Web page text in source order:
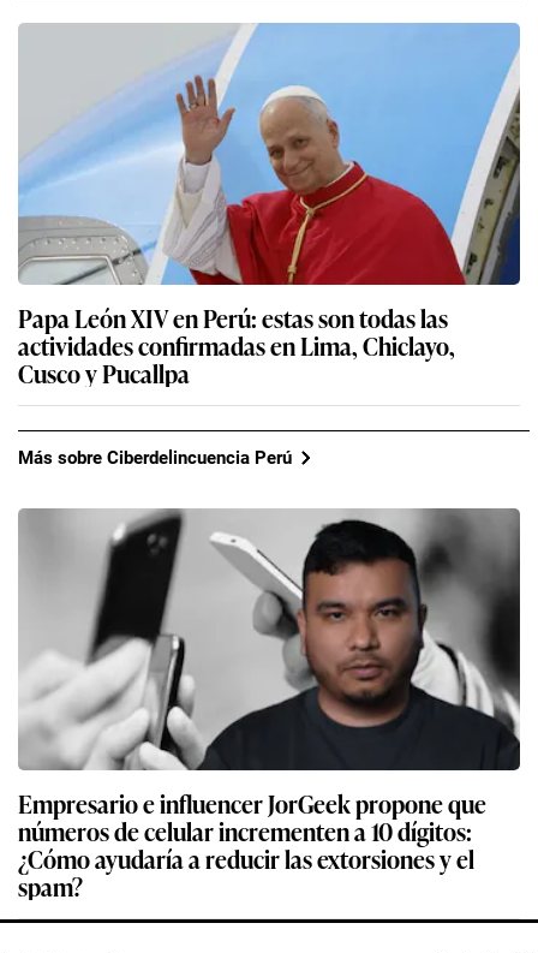
Papa León XIV en Perú: estas son todas las
actividades confirmadas en Lima, Chiclayo,
Cusco y Pucallpa
Más sobre Ciberdelincuencia Perú
Empresario e influencer JorGeek propone que
números de celular incrementen a 10 dígitos:
¿Cómo ayudaría a reducir las extorsiones y el
spam?